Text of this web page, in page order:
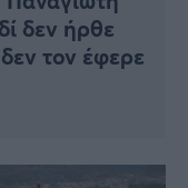
δεν ήρθε
τον έφερε